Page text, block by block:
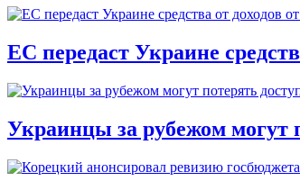
ЕС передаст Украине
Украинцы за рубежом могут